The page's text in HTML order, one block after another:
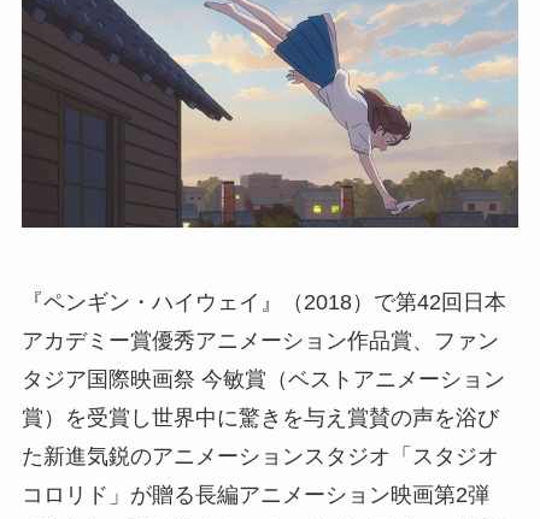
『ペンギン・ハイウェイ』（2018）で第42回日本
アカデミー賞優秀アニメーション作品賞、ファン
タジア国際映画祭 今敏賞（ベストアニメーション
賞）を受賞し世界中に驚きを与え賞賛の声を浴び
た新進気鋭のアニメーションスタジオ「スタジオ
コロリド」が贈る長編アニメーション映画第2弾